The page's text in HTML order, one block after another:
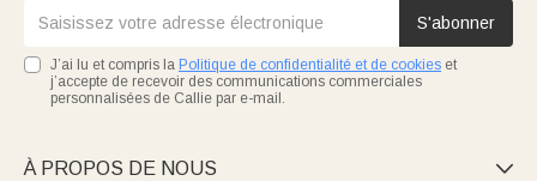
S'abonner
J’ai lu et compris la Politique de confidentialité et de cookies et
j’accepte de recevoir des communications commerciales
personnalisées de Callie par e-mail.
À PROPOS DE NOUS 